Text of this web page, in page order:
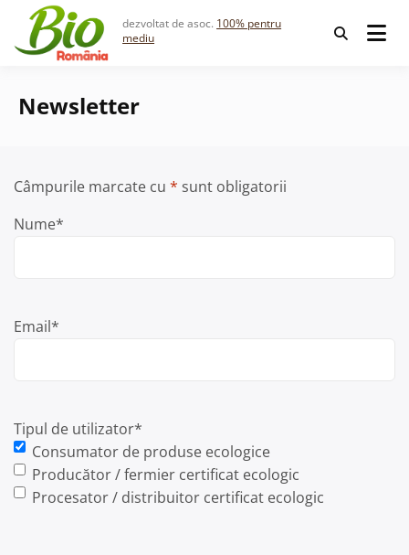
content
dezvoltat de asoc. 100% pentru
mediu
Newsletter
Câmpurile marcate cu * sunt obligatorii
Nume*
Email*
Tipul de utilizator*
Consumator de produse ecologice
Producător / fermier certificat ecologic
Procesator / distribuitor certificat ecologic